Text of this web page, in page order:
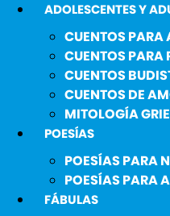
ADOLESCENTES Y
CUENTOS PARA
CUENTOS PARA
CUENTOS
CUENTOS DE
MITOLOGÍA
POESÍAS
POESÍAS PARA
POESÍAS PARA
FÁBULAS